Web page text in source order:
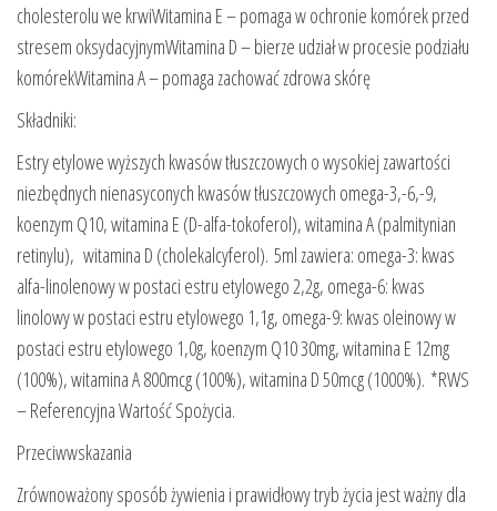
cholesterolu we krwiWitamina E – pomaga w ochronie komórek przed
stresem oksydacyjnymWitamina D – bierze udział w procesie podziału
komórekWitamina A – pomaga zachować zdrowa skórę
Składniki:
Estry etylowe wyższych kwasów tłuszczowych o wysokiej zawartości
niezbędnych nienasyconych kwasów tłuszczowych omega-3,-6,-9,
koenzym Q10, witamina E (D-alfa-tokoferol), witamina A (palmitynian
retinylu), witamina D (cholekalcyferol). 5ml zawiera: omega-3: kwas
alfa-linolenowy w postaci estru etylowego 2,2g, omega-6: kwas
linolowy w postaci estru etylowego 1,1g, omega-9: kwas oleinowy w
postaci estru etylowego 1,0g, koenzym Q10 30mg, witamina E 12mg
(100%), witamina A 800mcg (100%), witamina D 50mcg (1000%). *RWS
– Referencyjna Wartość Spożycia.
Przeciwwskazania
Zrównoważony sposób żywienia i prawidłowy tryb życia jest ważny dla